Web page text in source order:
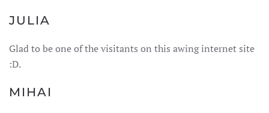
JULIA
Glad to be one of the visitants on this awing internet site
:D.
MIHAI